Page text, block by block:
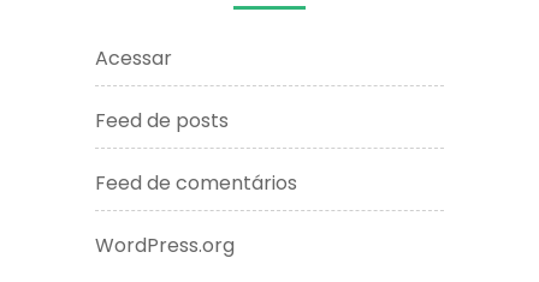
Acessar
Feed de posts
Feed de comentários
WordPress.org